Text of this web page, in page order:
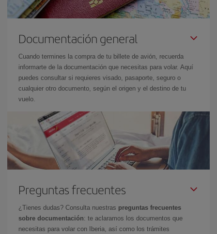
Documentación general
Cuando termines la compra de tu billete de avión, recuerda
informarte de la documentación que necesitas para volar. Aquí
puedes consultar si requieres visado, pasaporte, seguro o
cualquier otro documento, según el origen y el destino de tu
vuelo.
Preguntas frecuentes
¿Tienes dudas? Consulta nuestras preguntas frecuentes
sobre documentación: te aclaramos los documentos que
necesitas para volar con Iberia, así como los trámites